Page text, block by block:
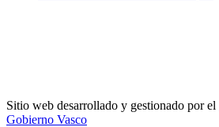
Sitio web desarrollado y gestionado por el
Gobierno Vasco